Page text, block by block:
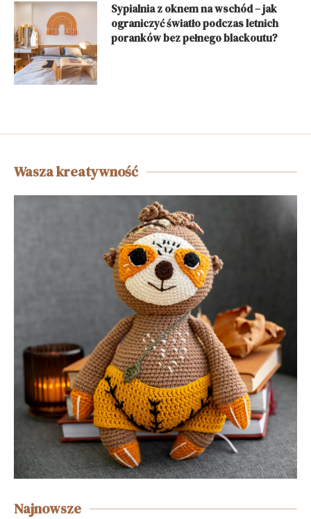
Sypialnia z oknem na wschód – jak
ograniczyć światło podczas letnich
poranków bez pełnego blackoutu?
Wasza kreatywność
Najnowsze